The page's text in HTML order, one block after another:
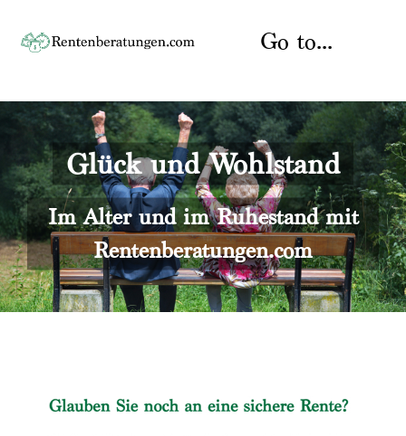
content
Go to...
Startseite
Rente
Rentenberater
Rentenversicherung
Versicherungsberatung
Über uns
Kontakt
Glück und Wohlstand
Im Alter und im Ruhestand mit
Rentenberatungen.com